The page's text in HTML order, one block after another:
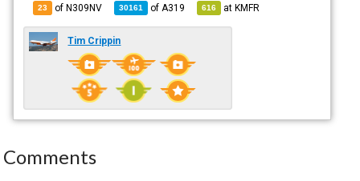
23 of N309NV 30161 of A319 616 atKMFR
Tim Crippin
Comments